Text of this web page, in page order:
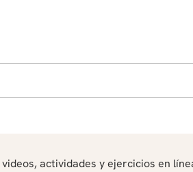
actividades y ejercicios en